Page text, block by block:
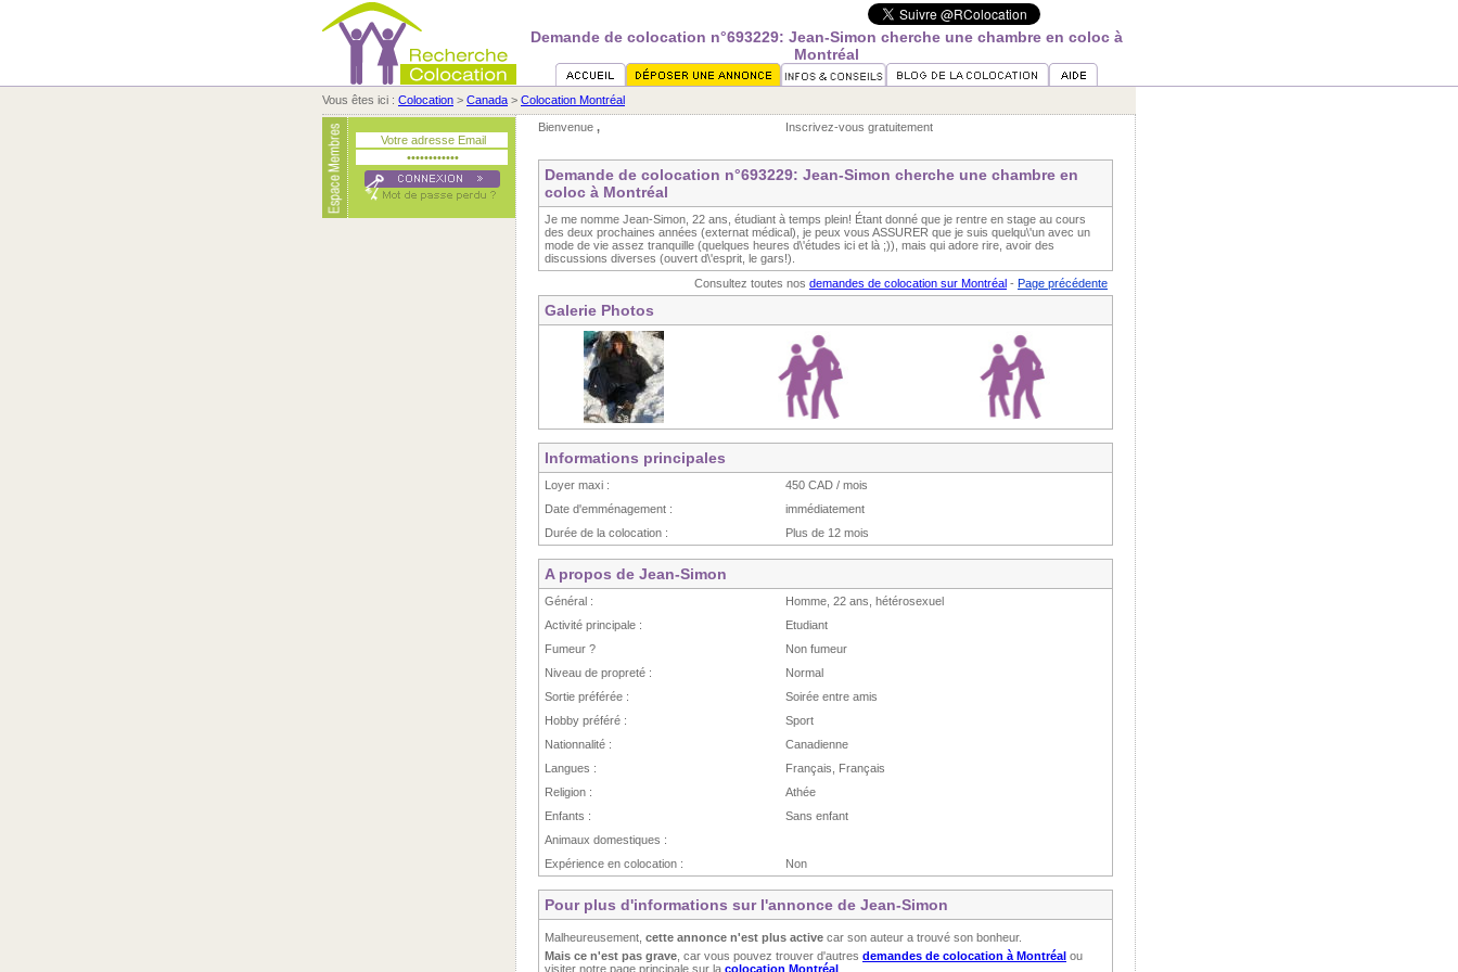
Demande de colocation n°693229: Jean-Simon cherche une chambre en coloc à
Montréal
Vous êtes ici : Colocation > Canada > Colocation Montréal
Bienvenue , Inscrivez-vous gratuitement
Demande de colocation n°693229: Jean-Simon cherche une chambre en
coloc à Montréal
Je me nomme Jean-Simon, 22 ans, étudiant à temps plein! Étant donné que je rentre en stage au cours
des deux prochaines années (externat médical), je peux vous ASSURER que je suis quelqu\'un avec un
mode de vie assez tranquille (quelques heures d\'études ici et là ;)), mais qui adore rire, avoir des
discussions diverses (ouvert d\'esprit, le gars!).
Consultez toutes nos demandes de colocation sur Montréal - Page précédente
Galerie Photos
Informations principales
Loyer maxi :
450 CAD / mois
Date d'emménagement :
immédiatement
Durée de la colocation :
Plus de 12 mois
A propos de Jean-Simon
Général :
Homme, 22 ans, hétérosexuel
Activité principale :
Etudiant
Fumeur ?
Non fumeur
Niveau de propreté :
Normal
Sortie préférée :
Soirée entre amis
Hobby préféré :
Sport
Nationnalité :
Canadienne
Langues :
Français, Français
Religion :
Athée
Enfants :
Sans enfant
Animaux domestiques :
Expérience en colocation :
Non
Pour plus d'informations sur l'annonce de Jean-Simon
Malheureusement, cette annonce n'est plus active car son auteur a trouvé son bonheur.
Mais ce n'est pas grave , car vous pouvez trouver d'autres demandes de colocation à Montréal ou
visiter notre page principale sur la colocation Montréal